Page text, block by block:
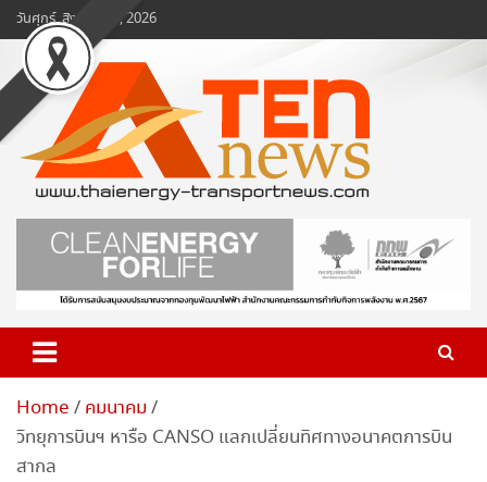
Skip
to
content
วันศุกร์, สิงหาคม 7, 2026
www.ten-news.com
ข่าวพลังงานและคมนาคม
Home
คมนาคม
วิทยุการบินฯ หารือ CANSO แลกเปลี่ยนทิศทางอนาคตการบิน
สากล